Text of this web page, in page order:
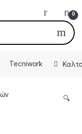
0
Tecniwork
🔍